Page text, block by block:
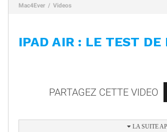
Mac4Ever Videos
IPAD AIR : LE TEST DE
PARTAGEZ CETTE VIDEO